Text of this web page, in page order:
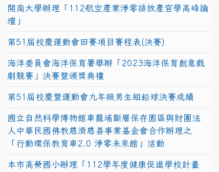
開南大學辦理「112航空產業淨零排放產官學高峰論
壇」
第51屆校慶運動會田賽項目賽程表(決賽)
海洋委員會海洋保育署舉辦「2023海洋保育創意戲
劇競賽」決賽暨頒獎典禮
第51屆校慶暨運動會九年級男生組鉛球決賽成績
國立自然科學博物館車籠埔斷層保存園區與財團法
人中華民國佛教慈濟慈善事業基金會合作辦理之
「行動環保教育車2.0 淨零未來館」活動
本市高榮國小辦理「112學年度健康促進學校計畫